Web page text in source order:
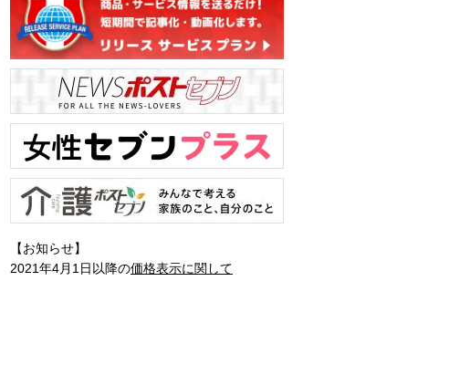
【お知らせ】
2021年4月1日以降の価格表示に関して